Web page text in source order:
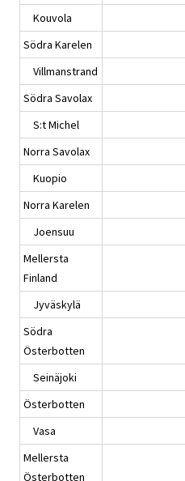
Kouvola
Södra Karelen
Villmanstrand
Södra Savolax
S:t Michel
Norra Savolax
Kuopio
Norra Karelen
Joensuu
Mellersta
Finland
Jyväskylä
Södra
Österbotten
Seinäjoki
Österbotten
Vasa
Mellersta
Österbotten